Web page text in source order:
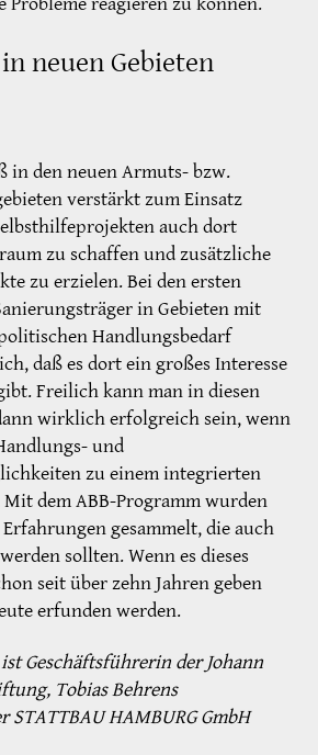
neuen Gebieten
in den neuen Armuts- bzw.
verstärkt zum Einsatz
auch dort
zu schaffen und zusätzliche
zu erzielen. Bei den ersten
in Gebieten mit
Handlungsbedarf
daß es dort ein großes Interesse
Freilich kann man in diesen
wirklich erfolgreich sein, wenn
und
zu einem integrierten
dem ABB-Programm wurden
gesammelt, die auch
sollten. Wenn es dieses
seit über zehn Jahren geben
erfunden werden.
Geschäftsführerin der Johann
Tobias Behrens
STATTBAU HAMBURG GmbH